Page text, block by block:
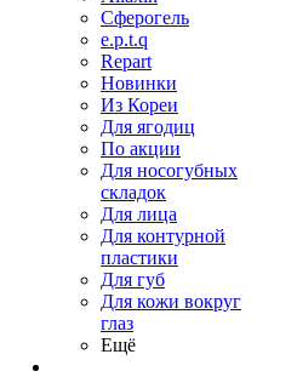
Сферогель
e.p.t.q
Repart
Новинки
Из Кореи
Для ягодиц
По акции
Для носогубных
складок
Для лица
Для контурной
пластики
Для губ
Для кожи вокруг
глаз
Ещё